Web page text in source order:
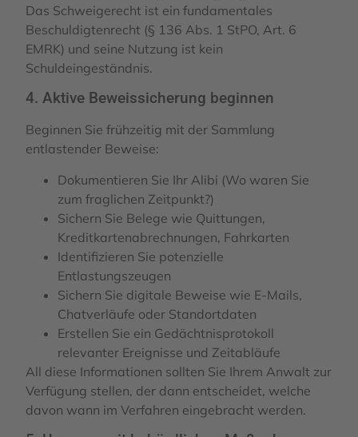
Das Schweigerecht ist ein fundamentales
Beschuldigtenrecht (§ 136 Abs. 1 StPO, Art. 6
EMRK) und seine Nutzung ist kein
Schuldeingeständnis.
4. Aktive Beweissicherung beginnen
Beginnen Sie frühzeitig mit der Sammlung
entlastender Beweise:
Dokumentieren Sie Ihr Alibi (Wo waren Sie
zum fraglichen Zeitpunkt?)
Sichern Sie Belege wie Quittungen,
Kreditkartenabrechnungen, Fahrkarten
Identifizieren Sie potenzielle
Entlastungszeugen
Sichern Sie digitale Beweise wie E-Mails,
Chatverläufe oder Standortdaten
Erstellen Sie ein Gedächtnisprotokoll
relevanter Ereignisse und Zeitabläufe
All diese Informationen sollten Sie Ihrem Anwalt zur
Verfügung stellen, der dann entscheidet, welche
davon wann im Verfahren eingebracht werden.